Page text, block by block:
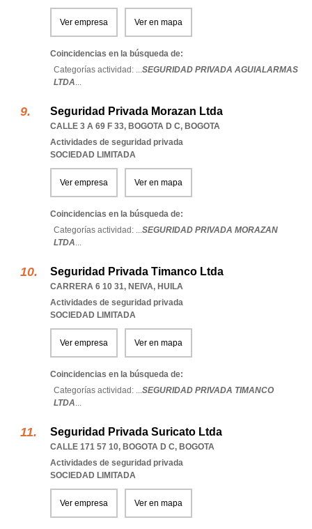
Ver empresa Ver en mapa
Coincidencias en la búsqueda de:
Categorías actividad: ...SEGURIDAD PRIVADA AGUIALARMAS
LTDA...
Seguridad Privada Morazan Ltda
CALLE 3 A 69 F 33, BOGOTA D C, BOGOTA
Actividades de seguridad privada
SOCIEDAD LIMITADA
Ver empresa Ver en mapa
Coincidencias en la búsqueda de:
Categorías actividad: ...SEGURIDAD PRIVADA MORAZAN
LTDA...
Seguridad Privada Timanco Ltda
CARRERA 6 10 31, NEIVA, HUILA
Actividades de seguridad privada
SOCIEDAD LIMITADA
Ver empresa Ver en mapa
Coincidencias en la búsqueda de:
Categorías actividad: ...SEGURIDAD PRIVADA TIMANCO
LTDA...
Seguridad Privada Suricato Ltda
CALLE 171 57 10, BOGOTA D C, BOGOTA
Actividades de seguridad privada
SOCIEDAD LIMITADA
Ver empresa Ver en mapa